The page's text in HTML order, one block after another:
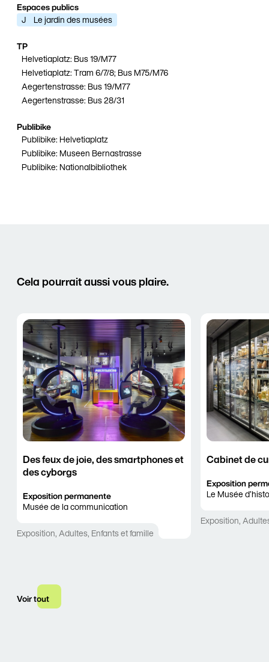
Espaces publics
J
Le jardin des musées
TP
Helvetiaplatz: Bus 19/M77
Helvetiaplatz: Tram 6/7/8; Bus M75/M76
Aegertenstrasse: Bus 19/M77
Aegertenstrasse: Bus 28/31
Publibike
Publibike: Helvetiaplatz
Publibike: Museen Bernastrasse
Publibike: Nationalbibliothek
Cela pourrait aussi vous plaire.
Des feux de joie, des smartphones et
des cyborgs
Exposition permanente
Musée de la communication
Exposition,Adultes, Enfants et famille
Cabinet de
Exposition
Le Musée
Exposition,
Voir tout